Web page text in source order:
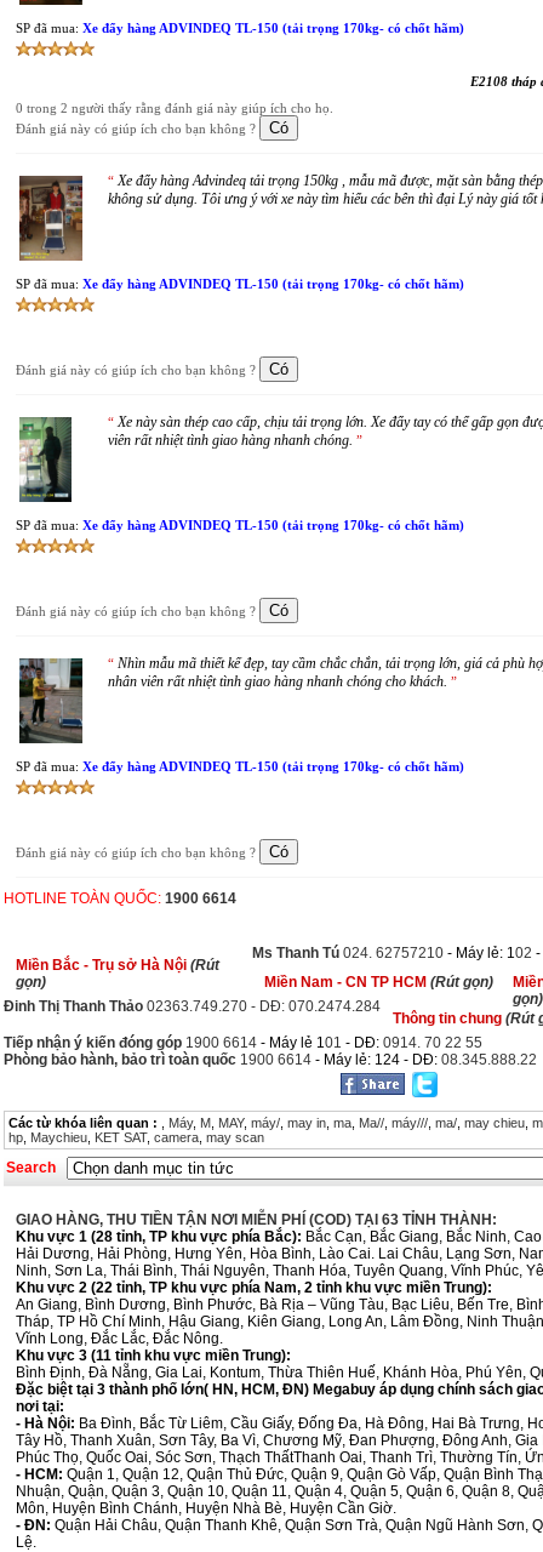
SP đã mua: Xe đẩy hàng ADVINDEQ TL-150 (tải trọng 170kg- có chốt hãm)
E2108 tháp
0 trong 2 người thấy rằng đánh giá này giúp ích cho họ.
Đánh giá này có giúp ích cho bạn không ?
“ Xe đẩy hàng Advindeq tải trọng 150kg , mẫu mã được, mặt sàn bằng
không sử dụng. Tôi ưng ý với xe này tìm hiểu các bên thì đại Lý này giá
SP đã mua: Xe đẩy hàng ADVINDEQ TL-150 (tải trọng 170kg- có chốt hãm)
Đánh giá này có giúp ích cho bạn không ?
“ Xe này sàn thép cao cấp, chịu tải trọng lớn. Xe đẩy tay có thể gấp gọn
viên rất nhiệt tình giao hàng nhanh chóng. ”
SP đã mua: Xe đẩy hàng ADVINDEQ TL-150 (tải trọng 170kg- có chốt hãm)
Đánh giá này có giúp ích cho bạn không ?
“ Nhìn mẫu mã thiết kế đẹp, tay cầm chắc chắn, tải trọng lớn, giá cả phù
nhân viên rất nhiệt tình giao hàng nhanh chóng cho khách. ”
SP đã mua: Xe đẩy hàng ADVINDEQ TL-150 (tải trọng 170kg- có chốt hãm)
Đánh giá này có giúp ích cho bạn không ?
HOTLINE TOÀN QUỐC: 1900 6614
Miền Bắc - Trụ sở Hà Nội (Rút
gọn)
Ms Thanh Tú 024. 62757210 - Máy lẻ: 102
Miền Nam - CN TP HCM (Rút gọn)
gọn)
Đinh Thị Thanh Thảo 02363.749.270 - DĐ: 070.2474.284
Thông tin chung (Rút
Tiếp nhận ý kiến đóng góp 1900 6614 - Máy lẻ 101 - DĐ: 0914. 70 22 55
Phòng bảo hành, bảo trì toàn quốc 1900 6614 - Máy lẻ: 124 - DĐ: 08.345.888.22
Các từ khóa liên quan : Máy, M MAY, máy/ may in ma Ma// máy/// ma/ may chieu
hp Maychieu KET SAT, camera may scan
Search
GIAO HÀNG, THU TIỀN TẬN NƠI MIỄN PHÍ (COD) TẠI 63 TỈNH THÀNH:
Khu vực 1 (28 tỉnh, TP khu vực phía Bắc): Bắc Cạn, Bắc Giang, Bắc Ninh,
Hải Dương, Hải Phòng, Hưng Yên, Hòa Bình, Lào Cai. Lai Châu, Lạng Sơn,
Ninh, Sơn La, Thái Bình, Thái Nguyên, Thanh Hóa, Tuyên Quang, Vĩnh Phúc,
Khu vực 2 (22 tỉnh, TP khu vực phía Nam, 2 tỉnh khu vực miền Trung):
An Giang, Bình Dương, Bình Phước, Bà Rịa – Vũng Tàu, Bạc Liêu, Bến Tre,
Tháp, TP Hồ Chí Minh, Hậu Giang, Kiên Giang, Long An, Lâm Đồng, Ninh
Vĩnh Long, Đắc Lắc, Đắc Nông.
Khu vực 3 (11 tỉnh khu vực miền Trung):
Bình Định, Đà Nẵng, Gia Lai, Kontum, Thừa Thiên Huế, Khánh Hòa, Phú Yên,
Đặc biệt tại 3 thành phố lớn( HN, HCM, ĐN) Megabuy áp dụng chính sách
nơi tại:
- Hà Nội: Ba Đình, Bắc Từ Liêm, Cầu Giấy, Đống Đa, Hà Đông, Hai Bà Trưng,
Tây Hồ, Thanh Xuân, Sơn Tây, Ba Vì, Chương Mỹ, Đan Phượng, Đông Anh,
Phúc Thọ, Quốc Oai, Sóc Sơn, Thạch ThấtThanh Oai, Thanh Trì, Thường Tín,
- HCM: Quận 1, Quận 12, Quận Thủ Đức, Quận 9, Quận Gò Vấp, Quận Bình
Nhuận, Quận, Quận 3, Quận 10, Quận 11, Quận 4, Quận 5, Quận 6, Quận 8,
Môn, Huyện Bình Chánh, Huyện Nhà Bè, Huyện Cần Giờ.
- ĐN: Quận Hải Châu, Quận Thanh Khê, Quận Sơn Trà, Quận Ngũ Hành Sơn,
Lệ.